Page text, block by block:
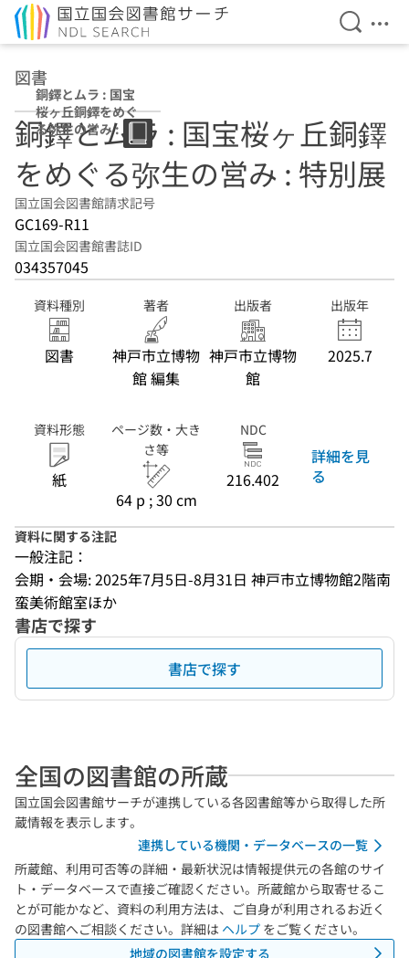
検索を
メ
図書
銅鐸とムラ : 国宝
桜ヶ丘銅鐸をめぐ
る弥生の営み : 特
別展
銅鐸とムラ : 国宝桜ヶ丘銅鐸
をめぐる弥生の営み : 特別展
国立国会図書館請求記号
GC169-R11
国立国会図書館書誌ID
034357045
資料種別
図書
著者
神戸市立博物
館 編集
出版者
神戸市立博物
館
出版年
2025.7
資料形態
紙
ページ数・大き
さ等
64 p ; 30 cm
NDC
216.402
詳細を見
る
資料に関する注記
一般注記：
会期・会場: 2025年7月5日-8月31日 神戸市立博物館2階南
蛮美術館室ほか
書店で探す
書店で探す
全国の図書館の所蔵
国立国会図書館サーチが連携している各図書館等から取得した所
蔵情報を表示します。
連携している機関・データベースの一覧
所蔵館、利用可否等の詳細・最新状況は情報提供元の各館のサイ
ト・データベースで直接ご確認ください。所蔵館から取寄せるこ
とが可能かなど、資料の利用方法は、ご自身が利用されるお近く
の図書館へご相談ください。詳細は ヘルプ をご覧ください。
地域の図書館を設定する